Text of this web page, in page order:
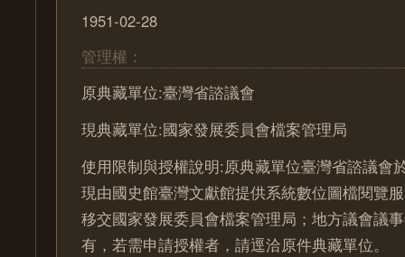
1951-02-28
管理權：
原典藏單位:臺灣省諮議會
現典藏單位:國家發展委員會檔案管理局
使用限制與授權說明:原典藏單位臺灣省諮議會
現由國史館臺灣文獻館提供系統數位圖檔閱覽
移交國家發展委員會檔案管理局；地方議會議
有，若需申請授權者，請逕洽原件典藏單位。